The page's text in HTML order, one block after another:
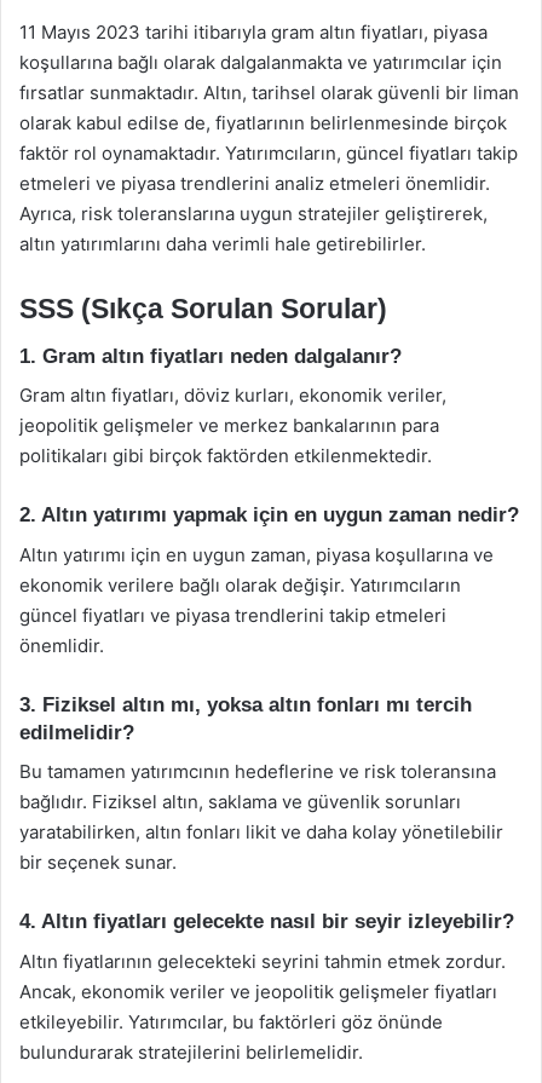
11 Mayıs 2023 tarihi itibarıyla gram altın fiyatları, piyasa
koşullarına bağlı olarak dalgalanmakta ve yatırımcılar için
fırsatlar sunmaktadır. Altın, tarihsel olarak güvenli bir liman
olarak kabul edilse de, fiyatlarının belirlenmesinde birçok
faktör rol oynamaktadır. Yatırımcıların, güncel fiyatları takip
etmeleri ve piyasa trendlerini analiz etmeleri önemlidir.
Ayrıca, risk toleranslarına uygun stratejiler geliştirerek,
altın yatırımlarını daha verimli hale getirebilirler.
SSS (Sıkça Sorulan Sorular)
1. Gram altın fiyatları neden dalgalanır?
Gram altın fiyatları, döviz kurları, ekonomik veriler,
jeopolitik gelişmeler ve merkez bankalarının para
politikaları gibi birçok faktörden etkilenmektedir.
2. Altın yatırımı yapmak için en uygun zaman nedir?
Altın yatırımı için en uygun zaman, piyasa koşullarına ve
ekonomik verilere bağlı olarak değişir. Yatırımcıların
güncel fiyatları ve piyasa trendlerini takip etmeleri
önemlidir.
3. Fiziksel altın mı, yoksa altın fonları mı tercih
edilmelidir?
Bu tamamen yatırımcının hedeflerine ve risk toleransına
bağlıdır. Fiziksel altın, saklama ve güvenlik sorunları
yaratabilirken, altın fonları likit ve daha kolay yönetilebilir
bir seçenek sunar.
4. Altın fiyatları gelecekte nasıl bir seyir izleyebilir?
Altın fiyatlarının gelecekteki seyrini tahmin etmek zordur.
Ancak, ekonomik veriler ve jeopolitik gelişmeler fiyatları
etkileyebilir. Yatırımcılar, bu faktörleri göz önünde
bulundurarak stratejilerini belirlemelidir.